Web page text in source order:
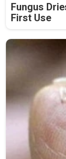
Fungus
First Use